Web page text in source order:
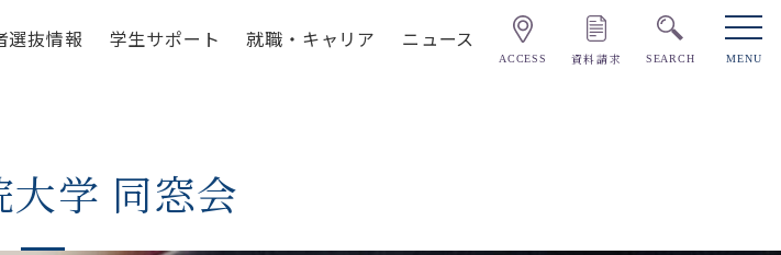
選抜情報 学生サポート 就職・キャリア ニュース
ACCESS 資料請求 SEARCH MENU
大学 同窓会